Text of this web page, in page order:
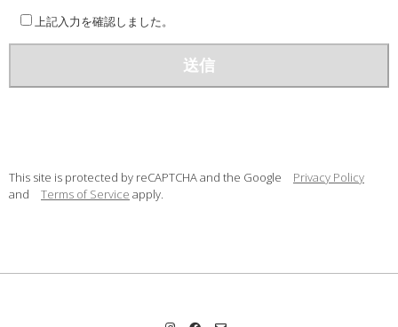
上記入力を確認しました。
This site is protected by reCAPTCHA and the Google Privacy Policy
and Terms of Service apply.